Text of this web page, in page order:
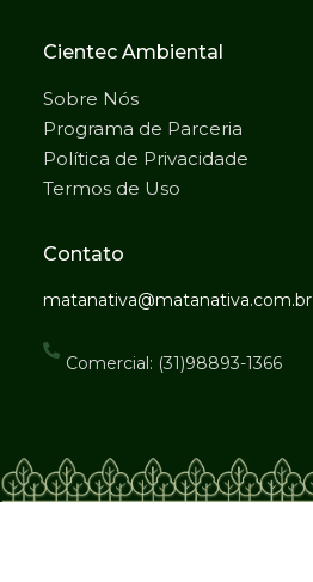
Cientec Ambiental
Sobre Nós
Programa de Parceria
Política de Privacidade
Termos de Uso
Contato
matanativa@matanativa.com.br
Comercial: (31)98893-1366